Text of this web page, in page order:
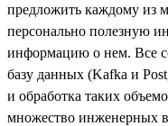
предложить каждому из
персонально полезную
информацию о нем. Все
базу данных (Kafka и
и обработка таких
множество инженерных